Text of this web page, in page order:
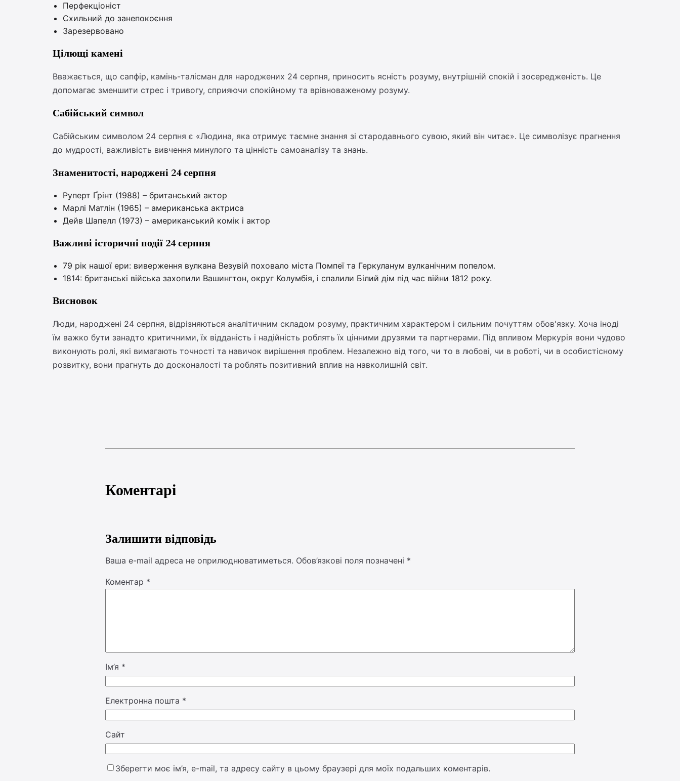
Перфекціоніст
Схильний до занепокоєння
Зарезервовано
Цілющі камені
Вважається, що сапфір, камінь-талісман для народжених 24 серпня, приносить ясність розуму, внутрішній спокій і зосередженість. Це
допомагає зменшити стрес і тривогу, сприяючи спокійному та врівноваженому розуму.
Сабійський символ
Сабійським символом 24 серпня є «Людина, яка отримує таємне знання зі стародавнього сувою, який він читає». Це символізує прагнення
до мудрості, важливість вивчення минулого та цінність самоаналізу та знань.
Знаменитості, народжені 24 серпня
Руперт Ґрінт (1988) – британський актор
Марлі Матлін (1965) – американська актриса
Дейв Шапелл (1973) – американський комік і актор
Важливі історичні події 24 серпня
79 рік нашої ери: виверження вулкана Везувій поховало міста Помпеї та Геркуланум вулканічним попелом.
1814: британські війська захопили Вашингтон, округ Колумбія, і спалили Білий дім під час війни 1812 року.
Висновок
Люди, народжені 24 серпня, відрізняються аналітичним складом розуму, практичним характером і сильним почуттям обов'язку. Хоча іноді
їм важко бути занадто критичними, їх відданість і надійність роблять їх цінними друзями та партнерами. Під впливом Меркурія вони чудово
виконують ролі, які вимагають точності та навичок вирішення проблем. Незалежно від того, чи то в любові, чи в роботі, чи в особистісному
розвитку, вони прагнуть до досконалості та роблять позитивний вплив на навколишній світ.
Коментарі
Залишити відповідь
Ваша e-mail адреса не оприлюднюватиметься. Обов’язкові поля позначені *
Коментар *
Ім’я *
Електронна пошта *
Сайт
Зберегти моє ім’я, e-mail, та адресу сайту в цьому браузері для моїх подальших коментарів.